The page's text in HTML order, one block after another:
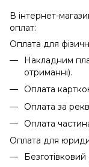
В інтернет-
оплат:
Оплата для
Накладним
отриманні).
Оплата
Оплата за
Оплата
Оплата для